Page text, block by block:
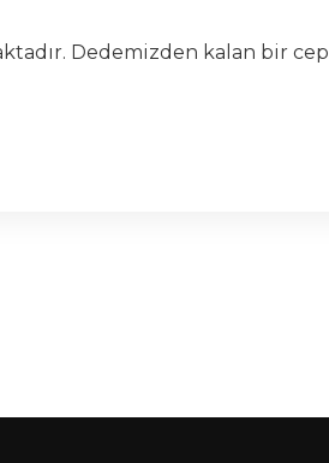
Dedemizden kalan bir cep